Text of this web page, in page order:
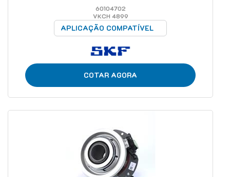
60104702
VKCH 4899
APLICAÇÃO COMPATÍVEL
COTAR AGORA